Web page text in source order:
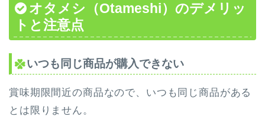
オタメシ（Otameshi）のデメリッ
トと注意点
いつも同じ商品が購入できない
賞味期限間近の商品なので、いつも同じ商品がある
とは限りません。